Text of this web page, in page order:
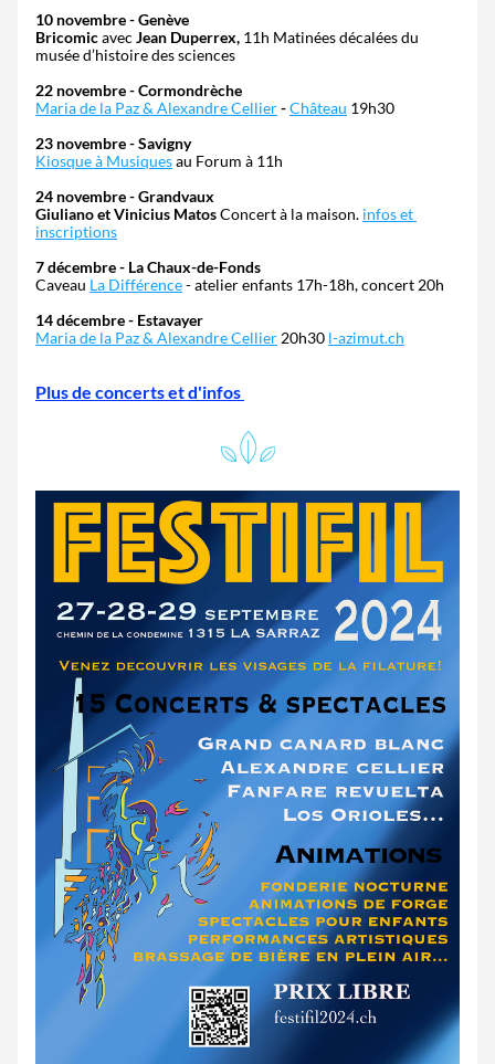
10 novembre - Genève
Bricomic avec Jean Duperrex, 11h Matinées décalées du
musée d’histoire des sciences
22 novembre - Cormondrèche
Maria de la Paz & Alexandre Cellier- Château 19h30
23 novembre - Savigny
Kiosque à Musiques au Forum à 11h
24 novembre - Grandvaux
Giuliano et Vinicius Matos Concert à la maison. infos et
inscriptions
7 décembre - La Chaux-de-Fonds
Caveau La Différence - atelier enfants 17h-18h, concert 20h
14 décembre - Estavayer
Maria de la Paz & Alexandre Cellier 20h30 l-azimut.ch
Plus de concerts et d'infos